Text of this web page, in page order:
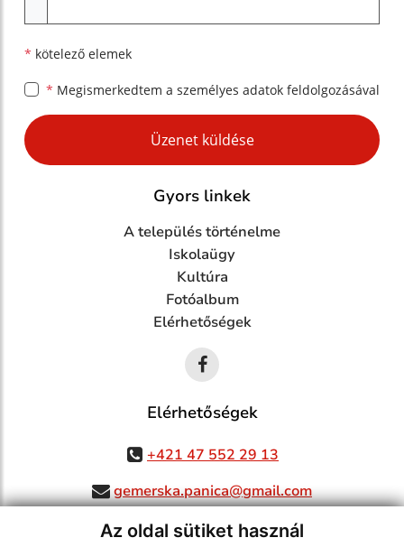
Az oldal sütiket használ
* kötelező elemek
* Megismerkedtem a személyes adatok feldolgozásával
Google reCaptcha Response
Üzenet küldése
Gyors linkek
A település történelme
Iskolaügy
Kultúra
Fotóalbum
Elérhetőségek
Elérhetőségek
+421 47 552 29 13
gemerska.panica@gmail.com